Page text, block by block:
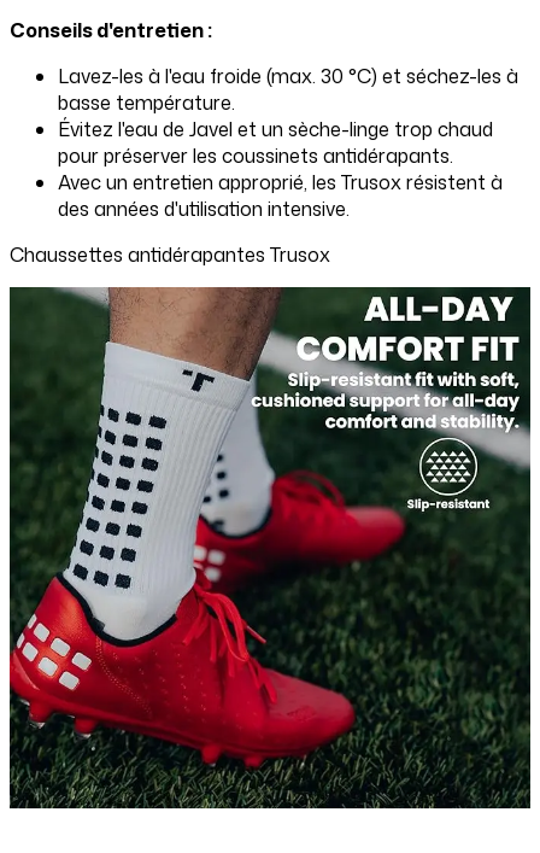
Conseils d'entretien :
Lavez-les à l'eau froide (max. 30 °C) et séchez-les à
basse température.
Évitez l'eau de Javel et un sèche-linge trop chaud
pour préserver les coussinets antidérapants.
Avec un entretien approprié, les Trusox résistent à
des années d'utilisation intensive.
Chaussettes antidérapantes Trusox